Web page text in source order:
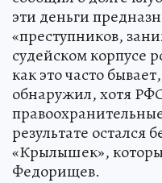
эти деньги
«преступников,
судейском корпусе
как это часто
обнаружил, хотя
результате остался
«Крылышек»,
Федорищев.